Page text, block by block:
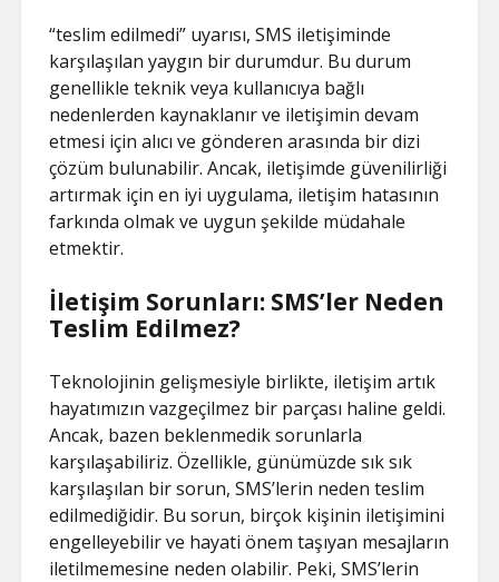
“teslim edilmedi” uyarısı, SMS iletişiminde
karşılaşılan yaygın bir durumdur. Bu durum
genellikle teknik veya kullanıcıya bağlı
nedenlerden kaynaklanır ve iletişimin devam
etmesi için alıcı ve gönderen arasında bir dizi
çözüm bulunabilir. Ancak, iletişimde güvenilirliği
artırmak için en iyi uygulama, iletişim hatasının
farkında olmak ve uygun şekilde müdahale
etmektir.
İletişim Sorunları: SMS’ler Neden
Teslim Edilmez?
Teknolojinin gelişmesiyle birlikte, iletişim artık
hayatımızın vazgeçilmez bir parçası haline geldi.
Ancak, bazen beklenmedik sorunlarla
karşılaşabiliriz. Özellikle, günümüzde sık sık
karşılaşılan bir sorun, SMS’lerin neden teslim
edilmediğidir. Bu sorun, birçok kişinin iletişimini
engelleyebilir ve hayati önem taşıyan mesajların
iletilmemesine neden olabilir. Peki, SMS’lerin